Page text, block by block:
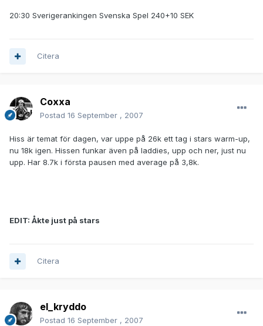
20:30 Sverigerankingen Svenska Spel 240+10 SEK
Citera
Coxxa
Postad 16 September , 2007
Hiss är temat för dagen, var uppe på 26k ett tag i stars warm-up,
nu 18k igen. Hissen funkar även på laddies, upp och ner, just nu
upp. Har 8.7k i första pausen med average på 3,8k.
EDIT: Åkte just på stars
Citera
el_kryddo
Postad 16 September , 2007